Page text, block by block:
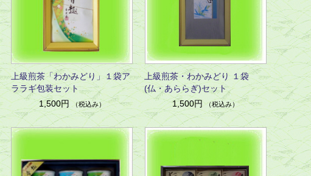
上級煎茶「わかみどり」１袋ア
ララギ包装セット
1,500円
（税込み）
上級煎茶・わかみどり １袋
(仏・あららぎ)セット
1,500円 （税込み）